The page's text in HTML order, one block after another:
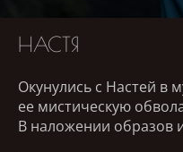
НАСТЯ
Окунулись с Настей в
ее мистическую
В наложении образов